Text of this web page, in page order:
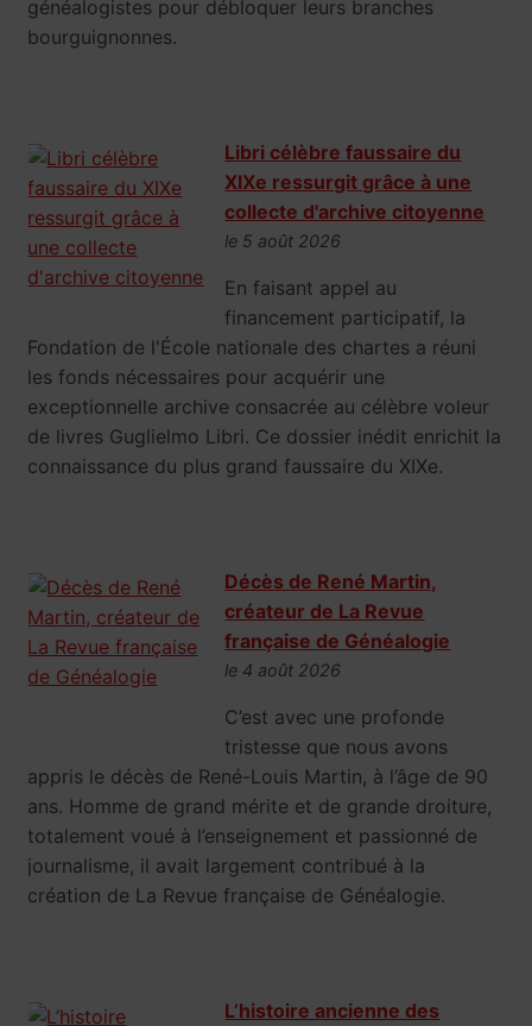
généalogistes pour débloquer leurs branches
bourguignonnes.
Libri célèbre faussaire du
XIXe ressurgit grâce à une
collecte d'archive citoyenne
le 5 août 2026
En faisant appel au
financement participatif, la
Fondation de l'École nationale des chartes a réuni
les fonds nécessaires pour acquérir une
exceptionnelle archive consacrée au célèbre voleur
de livres Guglielmo Libri. Ce dossier inédit enrichit la
connaissance du plus grand faussaire du XIXe.
Décès de René Martin,
créateur de La Revue
française de Généalogie
le 4 août 2026
C’est avec une profonde
tristesse que nous avons
appris le décès de René-Louis Martin, à l’âge de 90
ans. Homme de grand mérite et de grande droiture,
totalement voué à l’enseignement et passionné de
journalisme, il avait largement contribué à la
création de La Revue française de Généalogie.
L’histoire ancienne des